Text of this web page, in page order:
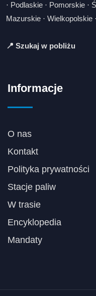
· Podlaskie · Pomorskie ·
Mazurskie · Wielkopolskie ·
📍 Szukaj w pobliżu
Informacje
O nas
Kontakt
Polityka prywatności
Stacje paliw
W trasie
Encyklopedia
Mandaty